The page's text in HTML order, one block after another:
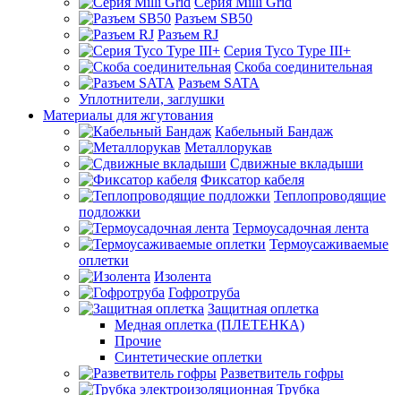
Разъем SB50
Разъем RJ
Серия Tyco Type III+
Скоба соединительная
Разъем SATA
Уплотнители, заглушки
Материалы для жгутования
Кабельный Бандаж
Металлорукав
Сдвижные вкладыши
Фиксатор кабеля
Теплопроводящие
подложки
Термоусадочная лента
Термоусаживаемые
оплетки
Изолента
Гофротруба
Защитная оплетка
Медная оплетка (ПЛЕТЕНКА)
Прочие
Синтетические оплетки
Разветвитель гофры
Трубка